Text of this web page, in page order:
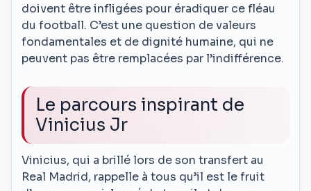
doivent être infligées pour éradiquer ce fléau
du football. C’est une question de valeurs
fondamentales et de dignité humaine, qui ne
peuvent pas être remplacées par l’indifférence.
Le parcours inspirant de
Vinicius Jr
Vinicius, qui a brillé lors de son transfert au
Real Madrid, rappelle à tous qu’il est le fruit